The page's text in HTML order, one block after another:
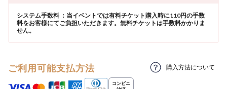
システム手数料 ：当イベントでは有料チケット購入時に110円の手数
料をお客様にてご負担いただきます。無料チケットは手数料かかりま
せん。
ご利用可能支払方法 購入方法について